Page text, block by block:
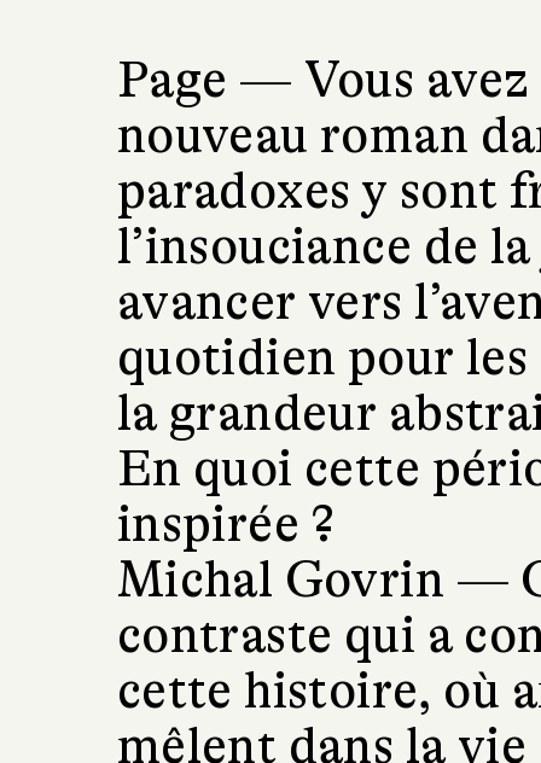
Page — Vous
nouveau roman
paradoxes y sont
l’insouciance de
avancer vers
quotidien pour
la grandeur
En quoi cette
inspirée ?
Michal Govrin —
contraste qui a
cette histoire, où
mêlent dans la